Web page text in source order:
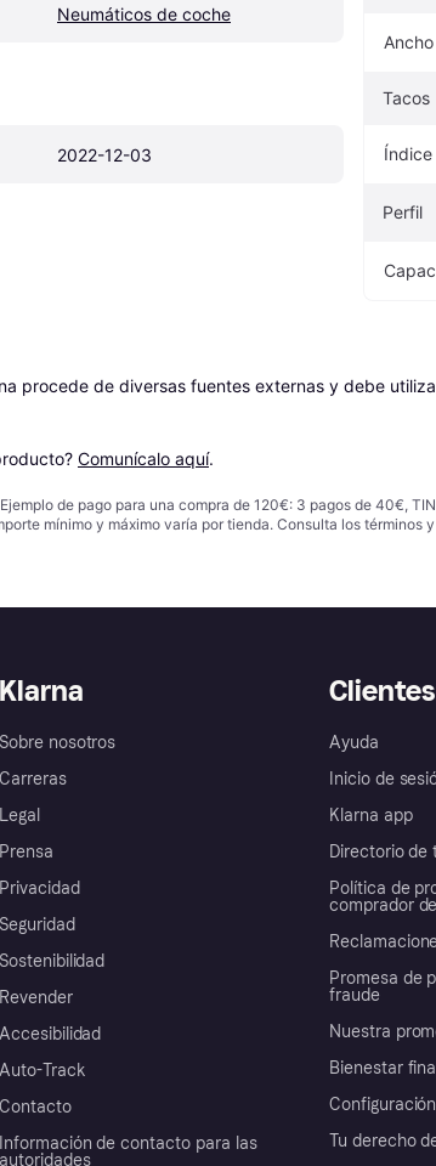
Neumáticos de coche
2022-12-03
Ancho
Tacos
Perfil
procede de diversas fuentes externas y debe
Comunícalo aquí.
de pago para una compra de 120€: 3 pagos de 40€,
mínimo y máximo varía por tienda. Consulta los términos
Klarna
Sobre nosotros
Carreras
Legal
Prensa
Privacidad
Seguridad
Sostenibilidad
Revender
Accesibilidad
Auto-Track
Contacto
Información de contacto para las
autoridades
Clientes
Ayuda
Inicio de
Klarna app
Directorio de
Política de
comprador
Promesa de
fraude
Nuestra
Bienestar
Tu derecho